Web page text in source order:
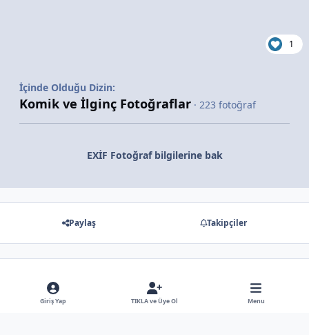
1
İçinde Olduğu Dizin:
Komik ve İlginç Fotoğraflar · 223 fotoğraf
EXİF Fotoğraf bilgilerine bak
Paylaş Takipçiler
Gösterilecek hiç bir yorum yok
Giriş Yap TIKLA ve Üye Ol Menu